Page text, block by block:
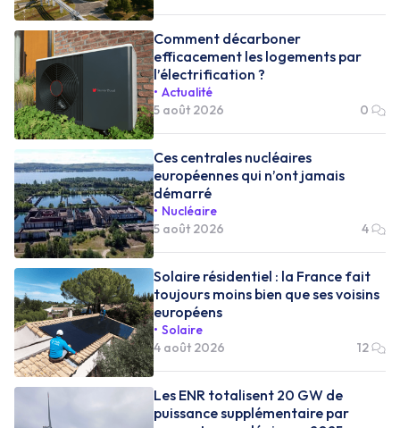
Comment décarboner
efficacement les logements par
l’électrification ?
Actualité
5 août 2026
0
Ces centrales nucléaires
européennes qui n’ont jamais
démarré
Nucléaire
5 août 2026
4
Solaire résidentiel : la France fait
toujours moins bien que ses voisins
européens
Solaire
4 août 2026
12
Les ENR totalisent 20 GW de
puissance supplémentaire par